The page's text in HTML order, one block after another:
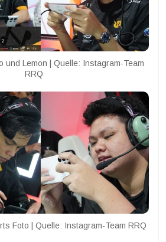
und Lemon | Quelle: Instagram-Team
RRQ
Foto | Quelle: Instagram-Team RRQ